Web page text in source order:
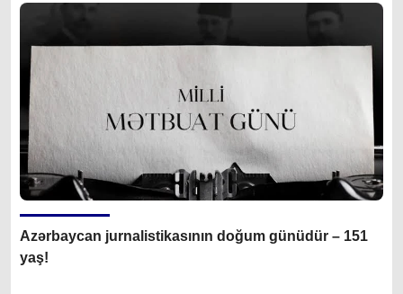
Azərbaycan jurnalistikasının doğum günüdür – 151
yaş!